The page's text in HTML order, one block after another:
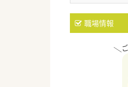
職場情報